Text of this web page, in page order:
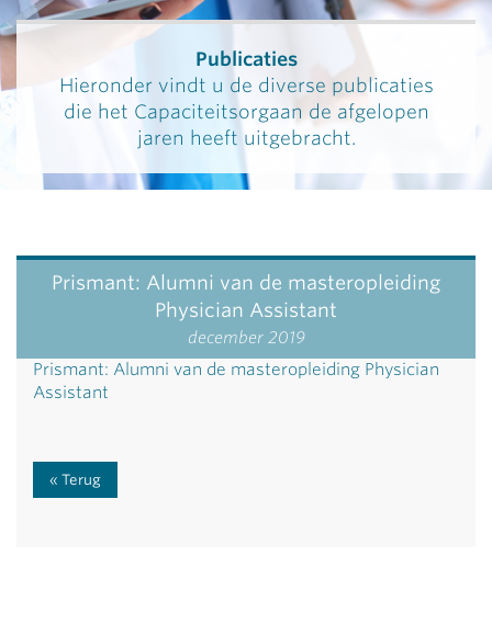
Publicaties
Hieronder vindt u de diverse publicaties
die het Capaciteitsorgaan de afgelopen
jaren heeft uitgebracht.
Prismant: Alumni van de masteropleiding
Physician Assistant
december 2019
Prismant: Alumni van de masteropleiding Physician
Assistant
Terug